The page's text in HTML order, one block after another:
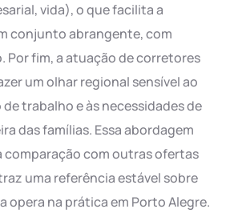
vida), o que facilita a
conjunto abrangente, com
Por fim, a atuação de corretores
um olhar regional sensível ao
trabalho e às necessidades de
das famílias. Essa abordagem
comparação com outras ofertas
uma referência estável sobre
opera na prática em Porto Alegre.